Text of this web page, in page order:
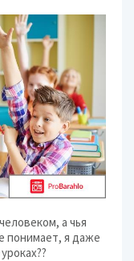
а чья
понимает, я даже